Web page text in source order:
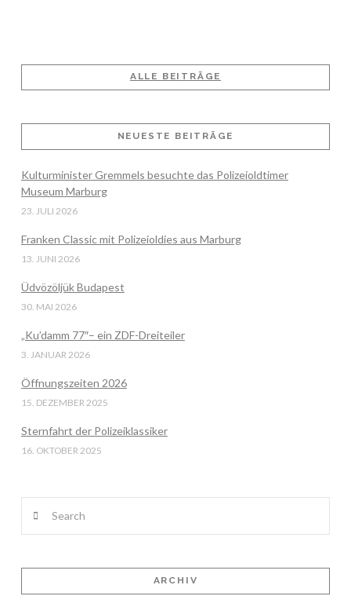
ALLE BEITRÄGE
NEUESTE BEITRÄGE
Kulturminister Gremmels besuchte das Polizeioldtimer
Museum Marburg
23. JULI 2026
Franken Classic mit Polizeioldies aus Marburg
13. JUNI 2026
Üdvözöljük Budapest
30. MAI 2026
„Ku’damm 77″– ein ZDF-Dreiteiler
3. JANUAR 2026
Öffnungszeiten 2026
15. DEZEMBER 2025
Sternfahrt der Polizeiklassiker
16. OKTOBER 2025
ARCHIV